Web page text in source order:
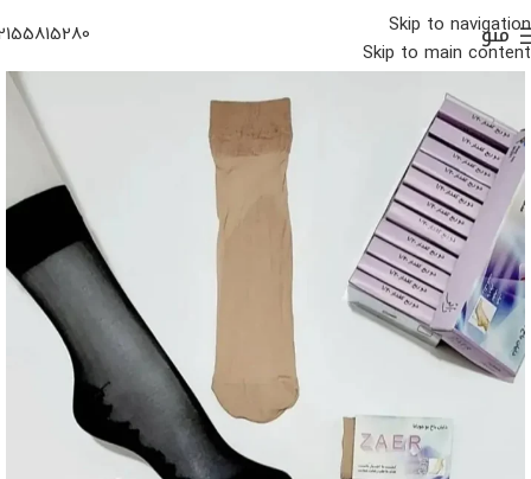
Skip to navigation
Skip to main content
منو